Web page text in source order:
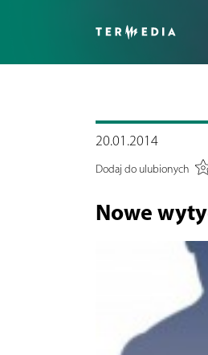
20.01.2014
Dodaj do ulubionych
Nowe